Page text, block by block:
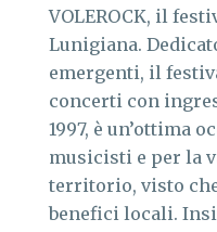
VOLEROCK, il
Lunigiana.
emergenti, il
concerti con
1997, è un’ottima
musicisti e per la
territorio, visto
benefici locali.